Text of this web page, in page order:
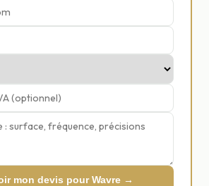
mon devis pour Wavre →